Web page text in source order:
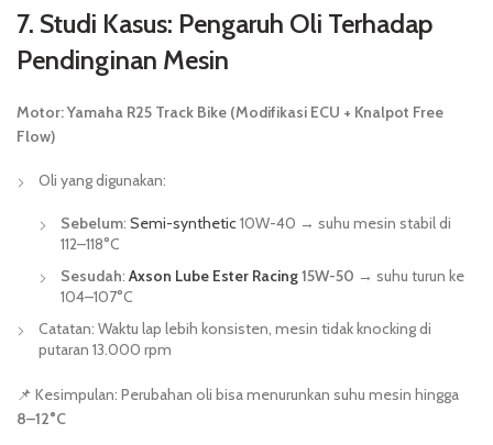
7. Studi Kasus: Pengaruh Oli Terhadap
Pendinginan Mesin
Motor: Yamaha R25 Track Bike (Modifikasi ECU + Knalpot Free
Flow)
Oli yang digunakan:
Sebelum: Semi-synthetic10W-40 → suhu mesin stabil di
112–118°C
Sesudah: Axson Lube Ester Racing15W-50 → suhu turun ke
104–107°C
Catatan: Waktu lap lebih konsisten, mesin tidak knocking di
putaran 13.000 rpm
📌 Kesimpulan: Perubahan oli bisa menurunkan suhu mesin hingga
8–12°C